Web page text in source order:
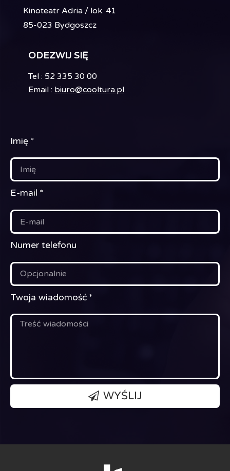
Imię
E-mail
Numer telefonu
Twoja wiadomość
WYŚLIJ
Kinoteatr Adria / lok. 41
85-023 Bydgoszcz
ODEZWIJ SIĘ
Tel : 52 335 30 00
Email : biuro@cooltura.pl